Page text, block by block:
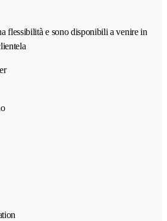
flessibilità e sono disponibili a venire in